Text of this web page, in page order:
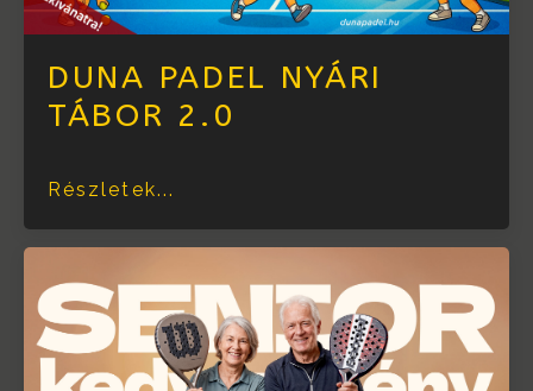
DUNA PADEL NYÁRI
TÁBOR 2.0
Részletek...